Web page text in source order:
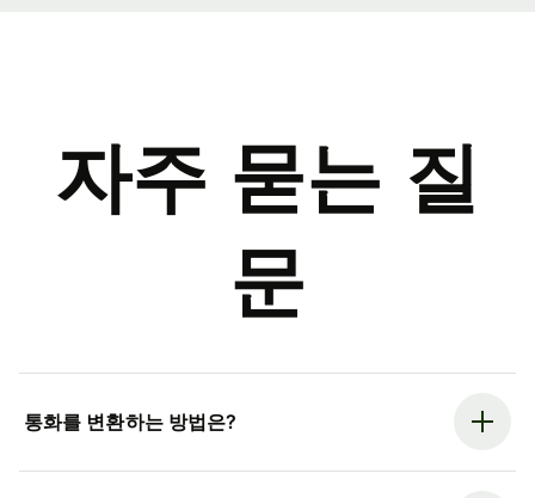
자주 묻는 질
문
통화를 변환하는 방법은?